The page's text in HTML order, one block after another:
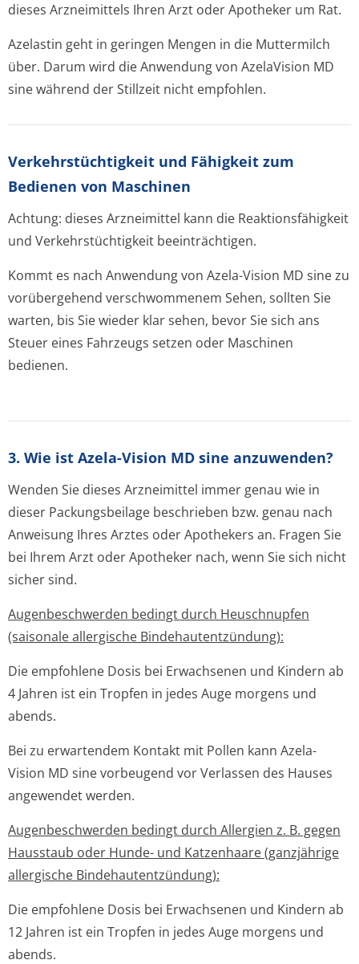
dieses Arzneimittels Ihren Arzt oder Apotheker um Rat.
Azelastin geht in geringen Mengen in die Muttermilch
über. Darum wird die Anwendung von AzelaVision MD
sine während der Stillzeit nicht empfohlen.
Verkehrstüchtig­keit und Fähigkeit zum
Bedienen von Maschinen
Achtung: dieses Arzneimittel kann die Reaktionsfähigkeit
und Verkehrstüchtigkeit beeinträchtigen.
Kommt es nach Anwendung von Azela-Vision MD sine zu
vorübergehend verschwommenem Sehen, sollten Sie
warten, bis Sie wieder klar sehen, bevor Sie sich ans
Steuer eines Fahrzeugs setzen oder Maschinen
bedienen.
3. Wie ist Azela-Vision MD sine anzuwenden?
Wenden Sie dieses Arzneimittel immer genau wie in
dieser Packungsbeilage beschrieben bzw. genau nach
Anweisung Ihres Arztes oder Apothekers an. Fragen Sie
bei Ihrem Arzt oder Apotheker nach, wenn Sie sich nicht
sicher sind.
Augenbeschwerden bedingt durch Heuschnupfen
(saisonale allergische Bindehautentzündun­g):
Die empfohlene Dosis bei Erwachsenen und Kindern ab
4 Jahren ist ein Tropfen in jedes Auge morgens und
abends.
Bei zu erwartendem Kontakt mit Pollen kann Azela-
Vision MD sine vorbeugend vor Verlassen des Hauses
angewendet werden.
Augenbeschwerden bedingt durch Allergien z. B. gegen
Hausstaub oder Hunde- und Katzenhaare (ganzjährige
allergische Bindehautentzündun­g):
Die empfohlene Dosis bei Erwachsenen und Kindern ab
12 Jahren ist ein Tropfen in jedes Auge morgens und
abends.